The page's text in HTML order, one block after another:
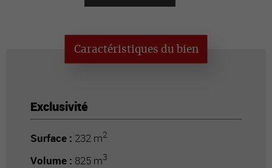
Caractéristiques du bien
Exclusivité
Surface : 232 m2
Volume : 825 m3